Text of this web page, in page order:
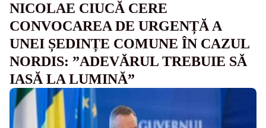
NICOLAE CIUCĂ CERE
CONVOCAREA DE URGENȚĂ A
UNEI ȘEDINȚE COMUNE ÎN CAZUL
NORDIS: ”ADEVĂRUL TREBUIE SĂ
IASĂ LA LUMINĂ”